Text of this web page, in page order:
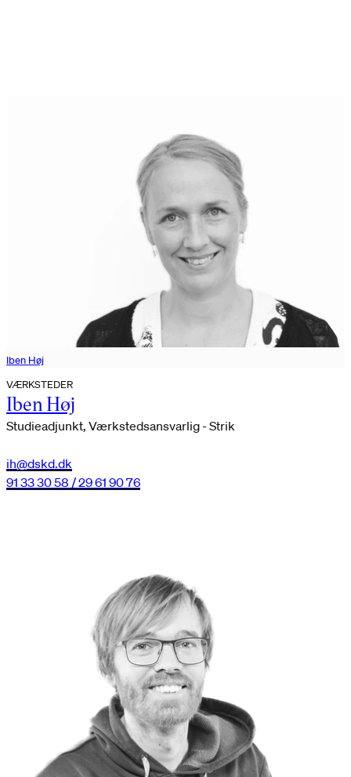
Iben Høj
VÆRKSTEDER
Iben Høj
Studieadjunkt, Værkstedsansvarlig - Strik
ih@dskd.dk
91 33 30 58 / 29 61 90 76